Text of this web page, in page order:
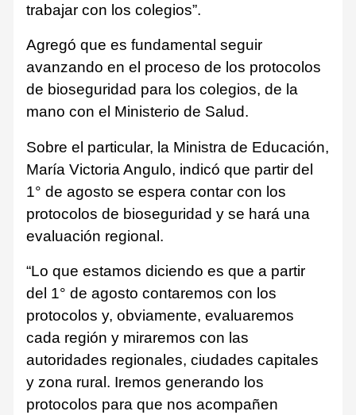
trabajar con los colegios”.
Agregó que es fundamental seguir
avanzando en el proceso de los protocolos
de bioseguridad para los colegios, de la
mano con el Ministerio de Salud.
Sobre el particular, la Ministra de Educación,
María Victoria Angulo, indicó que partir del
1° de agosto se espera contar con los
protocolos de bioseguridad y se hará una
evaluación regional.
“Lo que estamos diciendo es que a partir
del 1° de agosto contaremos con los
protocolos y, obviamente, evaluaremos
cada región y miraremos con las
autoridades regionales, ciudades capitales
y zona rural. Iremos generando los
protocolos para que nos acompañen